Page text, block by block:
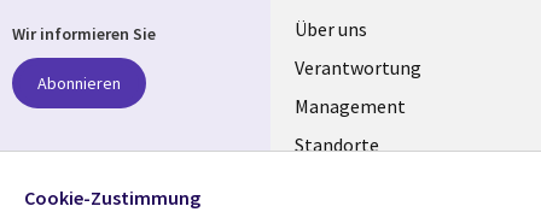
Useful
links
GERMANY
Über uns
Verantwortung
Management
Standorte
Wir informieren Sie
Abonnieren
Folgen Sie uns
Cookie-Zustimmung